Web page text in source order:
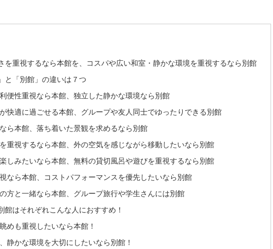
を重視するなら本館を、コスパや広い和室・静かな環境を重視するなら別館
と「別館」の違いは７つ
便性重視なら本館、独立した静かな環境なら別館
快適に過ごせる本館、グループや友人同士でゆったりできる別館
ら本館、落ち着いた景観を求めるなら別館
重視するなら本館、外の空気を感じながら移動したいなら別館
しみたいなら本館、無料の貸切風呂や遊びを重視するなら別館
なら本館、コストパフォーマンスを優先したいなら別館
方と一緒なら本館、グループ旅行や学生さんには別館
館はそれぞれこんな人におすすめ！
めも重視したいなら本館！
静かな環境を大切にしたいなら別館！